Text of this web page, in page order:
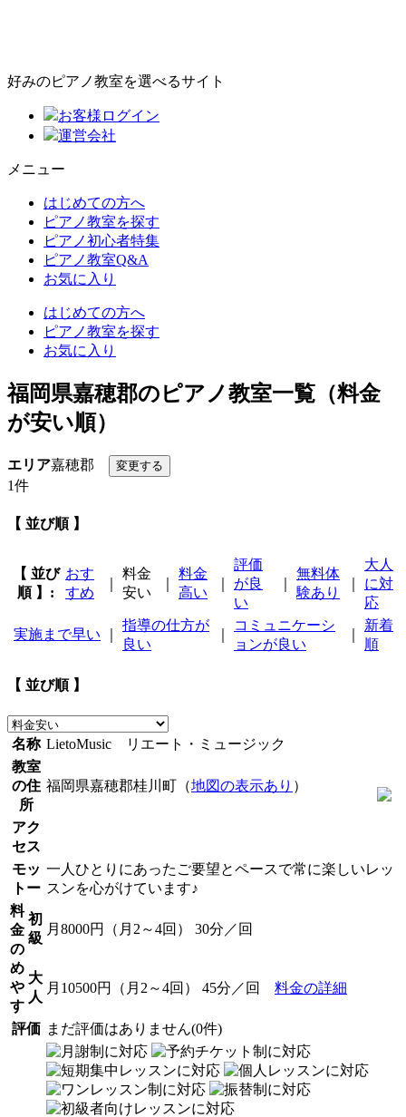
好みのピアノ教室を選べるサイト
お客様ログイン
運営会社
メニュー
はじめての方へ
ピアノ教室を探す
ピアノ初心者特集
ピアノ教室Q&A
お気に入り
はじめての方へ
ピアノ教室を探す
お気に入り
福岡県嘉穂郡のピアノ教室一覧（料金
が安い順）
エリア嘉穂郡
1件
【 並び順 】
【 並び
順 】:
おす
すめ
料金
安い
料金
高い
評価
が良
い
無料体
験あり
大人
に対
応
実施まで早い
指導の仕方が
良い
コミュニケーシ
ョンが良い
新着
順
【 並び順 】
名称 LietoMusic リエート・ミュージック
教室
の住
所
福岡県嘉穂郡桂川町（地図の表示あり ）
アク
セス
モッ
トー
一人ひとりにあったご要望とペースで常に楽しいレッ
スンを心がけています♪
料
金
の
め
や
す
初
級
月8000円（月2～4回） 30分／回
大
人
月10500円（月2～4回） 45分／回 料金の詳細
評価 まだ評価はありません(0件)